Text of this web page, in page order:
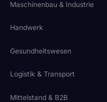
Maschinenbau & Industrie
Handwerk
Gesundheitswesen
Logistik & Transport
Mittelstand & B2B